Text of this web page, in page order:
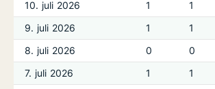
10. juli 2026
1 1
9. juli 2026
1 1
8. juli 2026
0 0
7. juli 2026
1 1